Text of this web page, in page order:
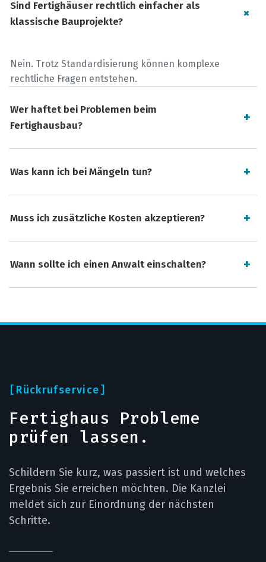
Sind Fertighäuser rechtlich einfacher als
klassische Bauprojekte?
Nein. Trotz Standardisierung können komplexe
rechtliche Fragen entstehen.
Wer haftet bei Problemen beim
Fertighausbau?
Was kann ich bei Mängeln tun?
Muss ich zusätzliche Kosten akzeptieren?
Wann sollte ich einen Anwalt einschalten?
Rückrufservice
Fertighaus Probleme
prüfen lassen.
Schildern Sie kurz, was passiert ist und welches
Ergebnis Sie erreichen möchten. Die Kanzlei
meldet sich zur Einordnung der nächsten
Schritte.